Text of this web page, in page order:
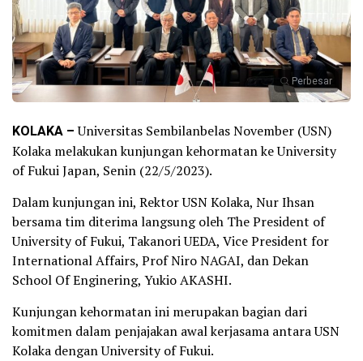
Perbesar
KOLAKA –Universitas Sembilanbelas November (USN)
Kolaka melakukan kunjungan kehormatan ke University
of Fukui Japan, Senin (22/5/2023).
Dalam kunjungan ini, Rektor USN Kolaka, Nur Ihsan
bersama tim diterima langsung oleh The President of
University of Fukui, Takanori UEDA, Vice President for
International Affairs, Prof Niro NAGAI, dan Dekan
School Of Enginering, Yukio AKASHI.
Kunjungan kehormatan ini merupakan bagian dari
komitmen dalam penjajakan awal kerjasama antara USN
Kolaka dengan University of Fukui.